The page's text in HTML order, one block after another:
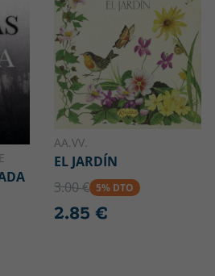
AA.VV.
EL JARDÍN
3.00 € 5% DTO
2.85 €